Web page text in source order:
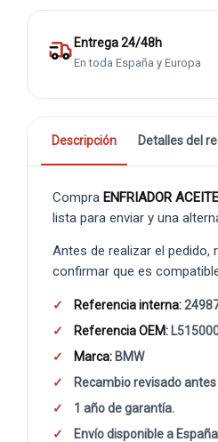
Entrega 24/48h
En toda España y Europa
Descripción Detalles del
Compra ENFRIADOR
lista para enviar y una
Antes de realizar el pedido,
confirmar que es
Referencia interna:
Referencia OEM:
Marca: BMW
Recambio revisado
1 año de garantía.
Envío disponible a